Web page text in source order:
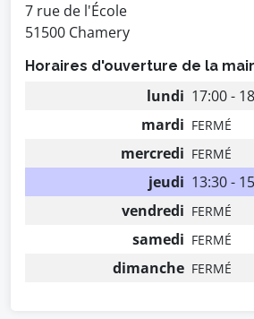
7 rue de l'École
51500 Chamery
Horaires d'ouverture de la
lundi 17:00 -
mardi FERMÉ
mercredi FERMÉ
jeudi 13:30 -
vendredi FERMÉ
samedi FERMÉ
dimanche FERMÉ